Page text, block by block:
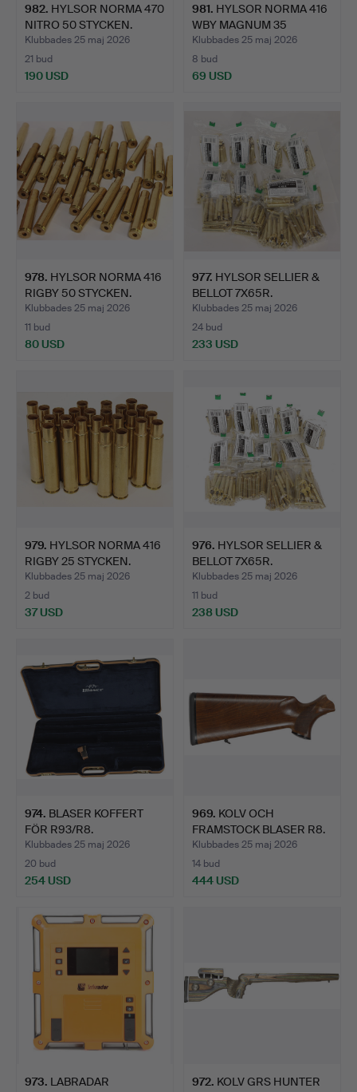
982. HYLSOR NORMA 470
NITRO 50 STYCKEN.
Klubbades 25 maj 2026
21 bud
190 USD
981. HYLSOR NORMA 416
WBY MAGNUM 35
STYCKEN.
Klubbades 25 maj 2026
8 bud
69 USD
978. HYLSOR NORMA 416
RIGBY 50 STYCKEN.
Klubbades 25 maj 2026
11 bud
80 USD
977. HYLSOR SELLIER &
BELLOT 7X65R.
Klubbades 25 maj 2026
24 bud
233 USD
979. HYLSOR NORMA 416
RIGBY 25 STYCKEN.
Klubbades 25 maj 2026
2 bud
37 USD
976. HYLSOR SELLIER &
BELLOT 7X65R.
Klubbades 25 maj 2026
11 bud
238 USD
974. BLASER KOFFERT
FÖR R93/R8.
Klubbades 25 maj 2026
20 bud
254 USD
969. KOLV OCH
FRAMSTOCK BLASER R8.
Klubbades 25 maj 2026
14 bud
444 USD
973. LABRADAR
972. KOLV GRS HUNTER